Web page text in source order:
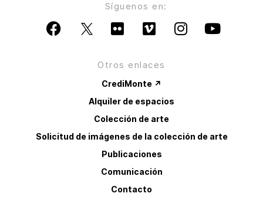
Síguenos en:
Otros enlaces
CrediMonte ↗
Alquiler de espacios
Colección de arte
Solicitud de imágenes de la colección de arte
Publicaciones
Comunicación
Contacto